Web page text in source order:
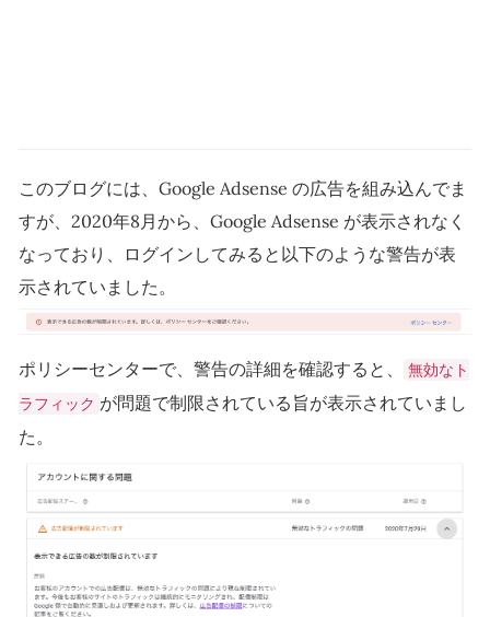
このブログには、Google Adsense の広告を組み込んでま
すが、2020年8月から、Google Adsense が表示されなく
なっており、ログインしてみると以下のような警告が表
示されていました。
ポリシーセンターで、警告の詳細を確認すると、
無効なト
ラフィック が問題で制限されている旨が表示されていまし
た。